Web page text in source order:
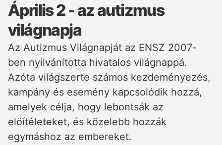
Április 2 - az autizmus
világnapja
Az Autizmus Világnapját az ENSZ 2007-
ben nyilvánította hivatalos világnappá.
Azóta világszerte számos kezdeményezés,
kampány és esemény kapcsolódik hozzá,
amelyek célja, hogy lebontsák az
előítéleteket, és közelebb hozzák
egymáshoz az embereket.